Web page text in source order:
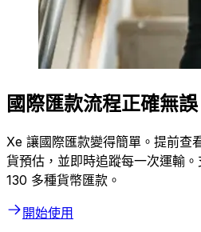
國際匯款流程正確無誤
Xe 讓國際匯款變得簡單。提前查
貨預估，並即時追蹤每一次運輸
130 多種貨幣匯款。
開始使用